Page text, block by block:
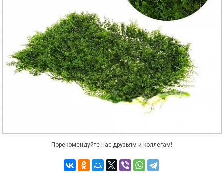
Порекомендуйте нас друзьям и коллегам!